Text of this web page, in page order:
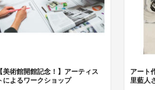
【美術館開館記念！】アーティス
によるワークショップ
アート
里藍人